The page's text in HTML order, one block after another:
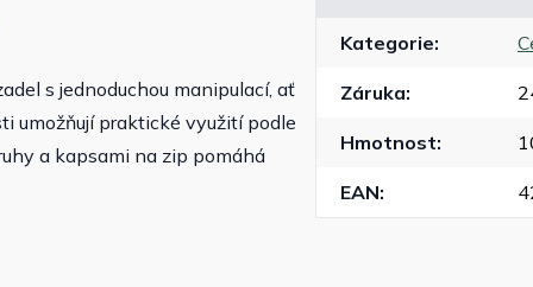
s jednoduchou manipulací, ať
umožňují praktické využití podle
a kapsami na zip pomáhá
Kategorie:
Záruka:
Hmotnost:
EAN: